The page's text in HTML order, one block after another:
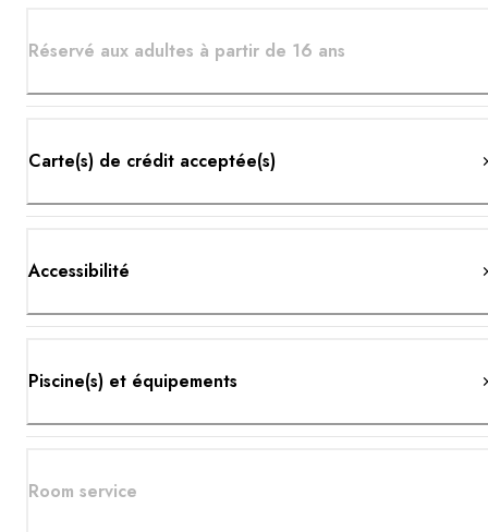
Réservé aux adultes à partir de 16 ans
Carte(s) de crédit acceptée(s)
Accessibilité
Piscine(s) et équipements
Room service